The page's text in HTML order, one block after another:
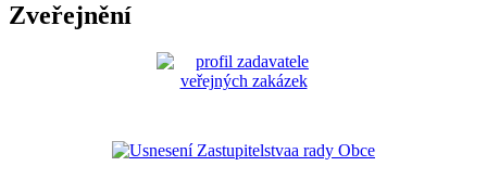
Zveřejnění